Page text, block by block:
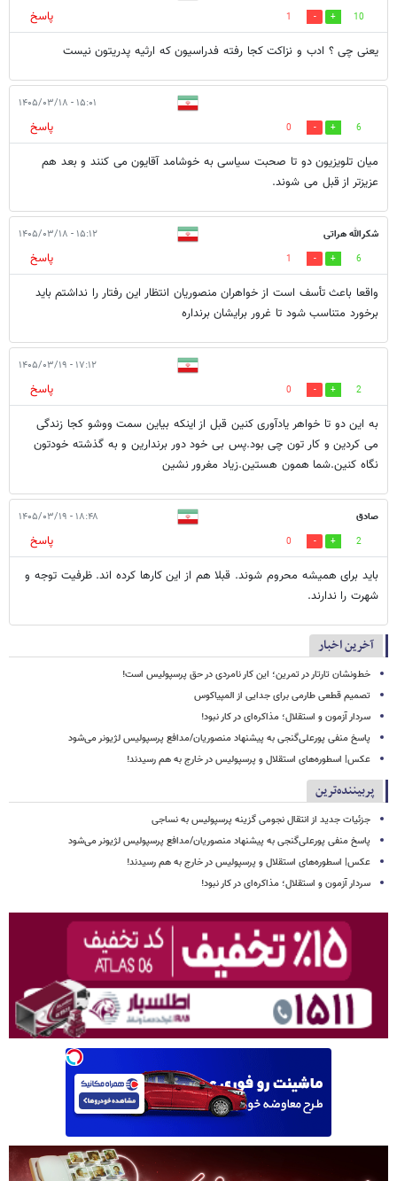
10
1
پاسخ
یعنی چی ؟ ادب و نزاکت کجا رفته فدراسیون که ارثیه پدریتون نیست
۱۵:۰۱ - ۱۴۰۵/۰۳/۱۸
6
0
پاسخ
میان تلویزیون دو تا صحبت سیاسی به خوشامد آقایون می کنند و بعد هم
عزیزتر از قبل می شوند.
شکرالله هراتی ۱۵:۱۲ - ۱۴۰۵/۰۳/۱۸
6
1
پاسخ
واقعا باعث تأسف است از خواهران منصوریان انتظار این رفتار را نداشتم باید
برخورد متناسب شود تا غرور برایشان برنداره
۱۷:۱۲ - ۱۴۰۵/۰۳/۱۹
2
0
پاسخ
به این دو تا خواهر یادآوری کنین قبل از اینکه بیاین سمت ووشو کجا زندگی
می کردین و کار تون چی بود.پس بی خود دور برندارین و به گذشته خودتون
نگاه کنین.شما همون هستین.زیاد مغرور نشین
صادق ۱۸:۴۸ - ۱۴۰۵/۰۳/۱۹
2
0
پاسخ
باید برای همیشه محروم شوند. قبلا هم از این کارها کرده اند. ظرفیت توجه و
شهرت را ندارند.
آخرین اخبار
خط‌ونشان تارتار در تمرین؛ این کار نامردی در حق پرسپولیس است!
تصمیم قطعی طارمی برای جدایی از المپیاکوس
سردار آزمون و استقلال؛ مذاکره‌ای در کار نبود!
پاسخ منفی پورعلی‌گنجی به پیشنهاد منصوریان/مدافع پرسپولیس لژیونر می‌شود
عکس| اسطوره‌های استقلال و پرسپولیس در خارج به هم رسیدند!
پربیننده‌ترین
جزئیات جدید از انتقال نجومی گزینه پرسپولیس به نساجی
پاسخ منفی پورعلی‌گنجی به پیشنهاد منصوریان/مدافع پرسپولیس لژیونر می‌شود
عکس| اسطوره‌های استقلال و پرسپولیس در خارج به هم رسیدند!
سردار آزمون و استقلال؛ مذاکره‌ای در کار نبود!